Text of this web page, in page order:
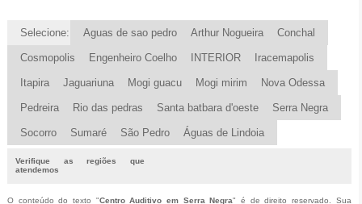
Selecione: Aguas de sao pedro Arthur Nogueira Conchal
Cosmopolis Engenheiro Coelho INTERIOR Iracemapolis
Itapira Jaguariuna Mogi guacu Mogi mirim Nova Odessa
Pedreira Rio das pedras Santa batbara d'oeste Serra Negra
Socorro Sumaré São Pedro Águas de Lindoia
Verifique as regiões que
atendemos
O conteúdo do texto "Centro Auditivo em Serra Negra" é de direito reservado. Sua